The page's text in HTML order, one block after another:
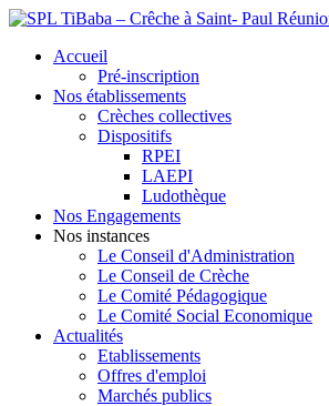
Accueil
Pré-inscription
Nos établissements
Crèches collectives
Dispositifs
RPEI
LAEPI
Ludothèque
Nos Engagements
Nos instances
Le Conseil d'Administration
Le Conseil de Crèche
Le Comité Pédagogique
Le Comité Social Economique
Actualités
Etablissements
Offres d'emploi
Marchés publics